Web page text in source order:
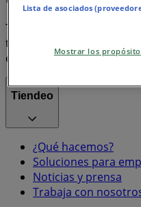
Tiendeo forma parte de
tecnológica que está
en todo el mundo.
Tiendeo
¿Qué hacemos?
Soluciones para
Noticias y prensa
Trabaja con
Lista de asociados
Mostrar los